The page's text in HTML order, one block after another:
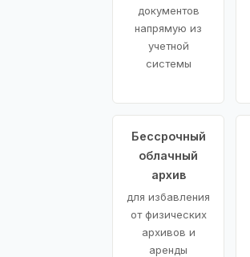
документов
напрямую из
учетной
системы
Бессрочный
облачный
архив
для избавления
от физических
архивов и
аренды